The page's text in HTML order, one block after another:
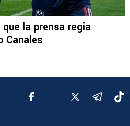
la prensa regia
Canales